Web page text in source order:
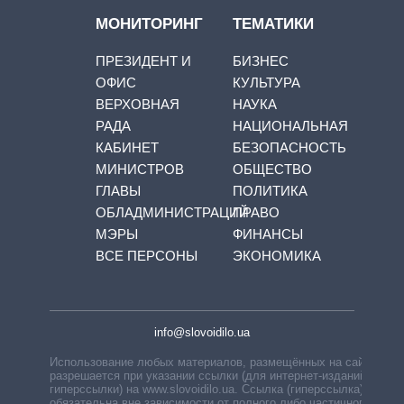
МОНИТОРИНГ
ПРЕЗИДЕНТ И
ОФИС
ВЕРХОВНАЯ
РАДА
КАБИНЕТ
МИНИСТРОВ
ГЛАВЫ
ОБЛАДМИНИСТРАЦИЙ
МЭРЫ
ВСЕ ПЕРСОНЫ
ТЕМАТИКИ
БИЗНЕС
КУЛЬТУРА
НАУКА
НАЦИОНАЛЬНАЯ
БЕЗОПАСНОСТЬ
ОБЩЕСТВО
ПОЛИТИКА
ПРАВО
ФИНАНСЫ
ЭКОНОМИКА
info@slovoidilo.ua
Использование любых материалов, размещённых на сайте,
разрешается при указании ссылки (для интернет-изданий —
гиперссылки) на www.slovoidilo.ua. Ссылка (гиперссылка)